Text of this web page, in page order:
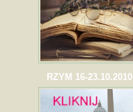
RZYM 16-23.10.2010